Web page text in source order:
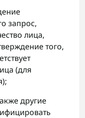
запрос,
лица,
того,
(для
другие